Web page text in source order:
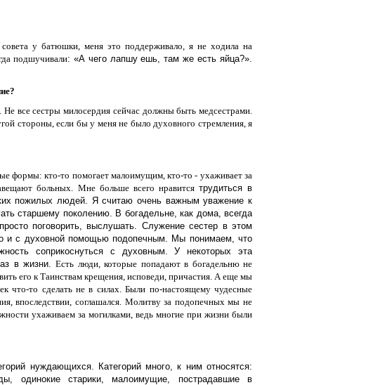
у батюшки, меня это поддерживало, я не ходила на
подшучивали: «А чего лапшу ешь, там же есть яйца?».
Не все сестры милосердия сейчас должныбыть медсестрами.
стороны, если бы у меня не было духовного стремления, я
формы: кто-то помогает малоимущим, кто-то - ухаживает за
больных. Мне больше всего нравится трудиться в
пожилых людей. Я считаю очень важным уважение к
старшему поколению. В богадельне, как дома, всегда
поговорить, выслушать. Служение сестер в этом
и с духовной помощью подопечным. Мы понимаем, что
соприкоснуться с духовным. У некоторых эта
в жизни.Есть люди, которые попадают в богадельню не
его к Таинствам крещения, исповеди, причастия. А еще мы
что-то сделать не в силах. Были по-настоящему чудесные
впоследствии, соглашался. Молитву за подопечных мы не
ухаживаем за могилками, ведь многие при жизни были
нуждающихся. Категорий много, к ним относятся:
одинокие старики, малоимущие, пострадавшие в